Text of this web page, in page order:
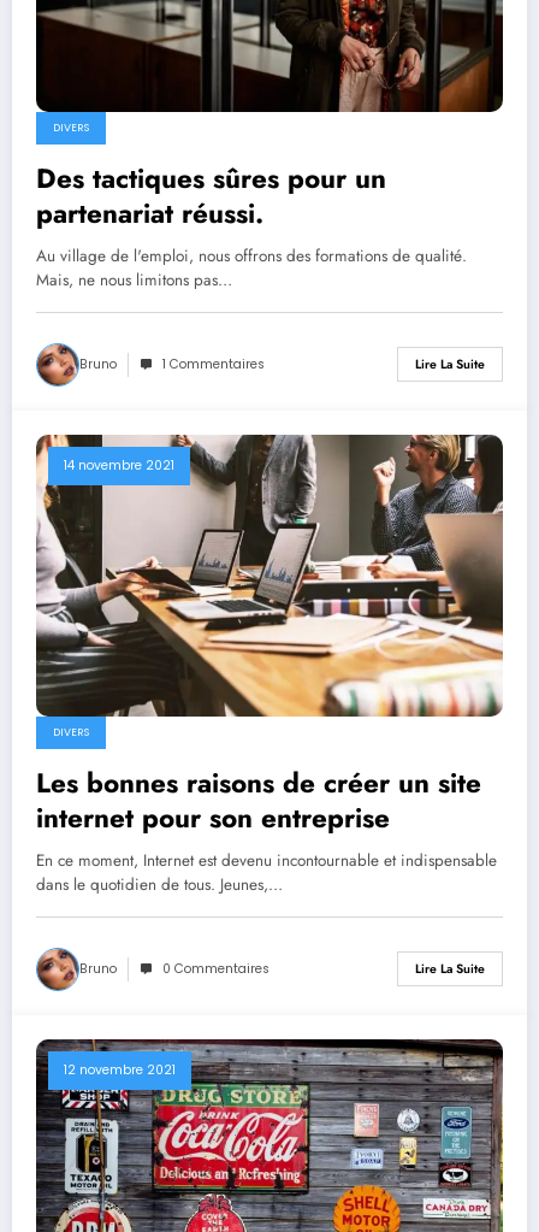
DIVERS
Des tactiques sûres pour un
partenariat réussi.
Au village de l'emploi, nous offrons des formations de qualité.
Mais, ne nous limitons pas…
Bruno 1 Commentaires Lire La Suite
14 novembre 2021
DIVERS
Les bonnes raisons de créer un site
internet pour son entreprise
En ce moment, Internet est devenu incontournable et indispensable
dans le quotidien de tous. Jeunes,…
Bruno 0 Commentaires Lire La Suite
12 novembre 2021